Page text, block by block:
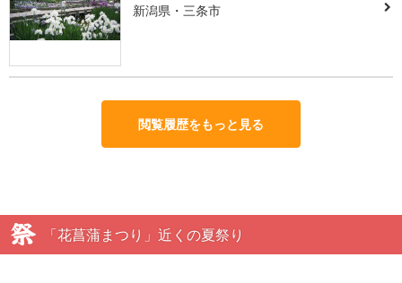
新潟県・三条市
閲覧履歴をもっと見る
「花菖蒲まつり」近くの夏祭り